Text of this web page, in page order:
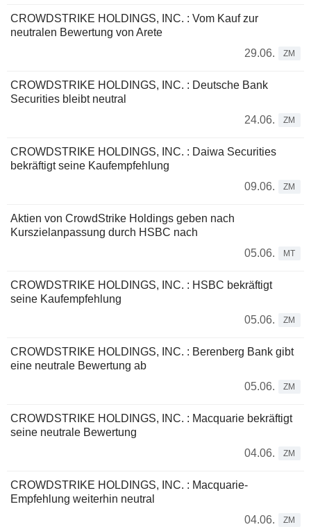
CROWDSTRIKE HOLDINGS, INC. : Vom Kauf zur
neutralen Bewertung von Arete
29.06.
ZM
CROWDSTRIKE HOLDINGS, INC. : Deutsche Bank
Securities bleibt neutral
24.06.
ZM
CROWDSTRIKE HOLDINGS, INC. : Daiwa Securities
bekräftigt seine Kaufempfehlung
09.06.
ZM
Aktien von CrowdStrike Holdings geben nach
Kurszielanpassung durch HSBC nach
05.06.
MT
CROWDSTRIKE HOLDINGS, INC. : HSBC bekräftigt
seine Kaufempfehlung
05.06.
ZM
CROWDSTRIKE HOLDINGS, INC. : Berenberg Bank gibt
eine neutrale Bewertung ab
05.06.
ZM
CROWDSTRIKE HOLDINGS, INC. : Macquarie bekräftigt
seine neutrale Bewertung
04.06.
ZM
CROWDSTRIKE HOLDINGS, INC. : Macquarie-
Empfehlung weiterhin neutral
04.06.
ZM